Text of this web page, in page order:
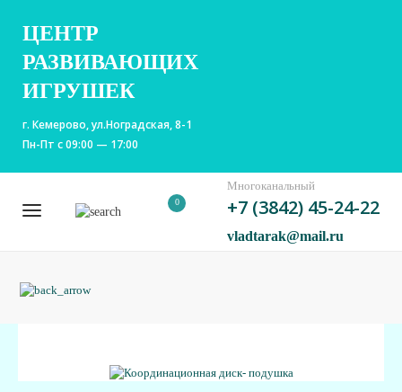
ЦЕНТР
РАЗВИВАЮЩИХ
ИГРУШЕК
г. Кемерово, ул.Ноградская, 8-1
Пн-Пт с 09:00 — 17:00
0
Многоканальный
+7 (3842) 45-24-22
vladtarak@mail.ru